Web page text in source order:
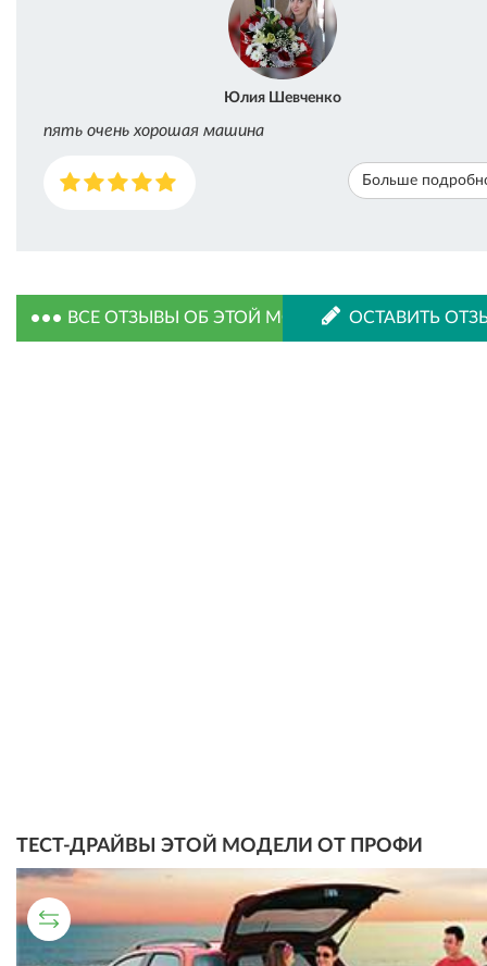
Юлия Шевченко
пять очень хорошая машина
Больше
ВСЕ ОТЗЫВЫ ОБ ЭТОЙ МОДЕЛИ ОСТАВИТЬ
ТЕСТ-ДРАЙВЫ ЭТОЙ МОДЕЛИ ОТ ПРОФИ
СРАВНИТЕЛЬНЫЙ ТЕСТ